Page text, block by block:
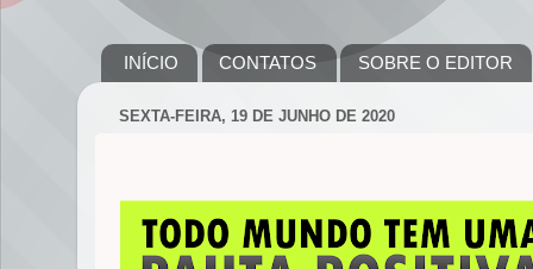
INÍCIO CONTATOS SOBRE O EDITOR
SEXTA-FEIRA, 19 DE JUNHO DE 2020